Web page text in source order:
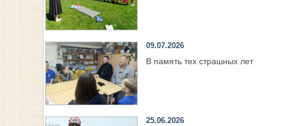
09.07.2026
В память тех страшных лет
25.06.2026